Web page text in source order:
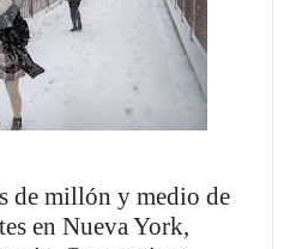
de millón y medio de
en Nueva York,